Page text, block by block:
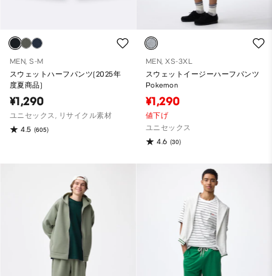
MEN, S-M
スウェットハーフパンツ(2025年
度夏商品)
¥1,290
ユニセックス, リサイクル素材
4.5 (605)
MEN, XS-3XL
スウェットイージーハーフパンツ
Pokemon
¥1,290
値下げ
ユニセックス
4.6 (30)